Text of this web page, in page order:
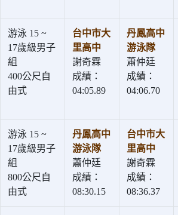
游泳 15 ~
17歲級男子
組
400公尺自
由式
台中市大
里高中
謝奇霖
成績：
04:05.89
丹鳳高中
游泳隊
蕭仲廷
成績：
04:06.70
游泳 15 ~
17歲級男子
組
800公尺自
由式
丹鳳高中
游泳隊
蕭仲廷
成績：
08:30.15
台中市大
里高中
謝奇霖
成績：
08:36.37